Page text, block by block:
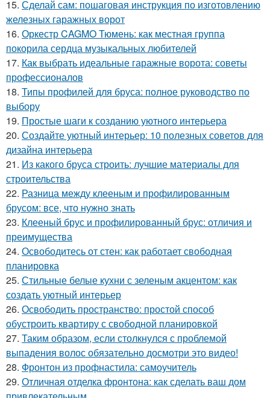
15. Сделай сам: пошаговая инструкция по изготовлению
железных гаражных ворот
16. Оркестр CAGMO Тюмень: как местная группа
покорила сердца музыкальных любителей
17. Как выбрать идеальные гаражные ворота: советы
профессионалов
18. Типы профилей для бруса: полное руководство по
выбору
19. Простые шаги к созданию уютного интерьера
20. Создайте уютный интерьер: 10 полезных советов для
дизайна интерьера
21. Из какого бруса строить: лучшие материалы для
строительства
22. Разница между клееным и профилированным
брусом: все, что нужно знать
23. Клееный брус и профилированный брус: отличия и
преимущества
24. Освободитесь от стен: как работает свободная
планировка
25. Стильные белые кухни с зеленым акцентом: как
создать уютный интерьер
26. Освободить пространство: простой способ
обустроить квартиру с свободной планировкой
27. Таким образом, если столкнулся с проблемой
выпадения волос обязательно досмотри это видео!
28. Фронтон из профнастила: самоучитель
29. Отличная отделка фронтона: как сделать ваш дом